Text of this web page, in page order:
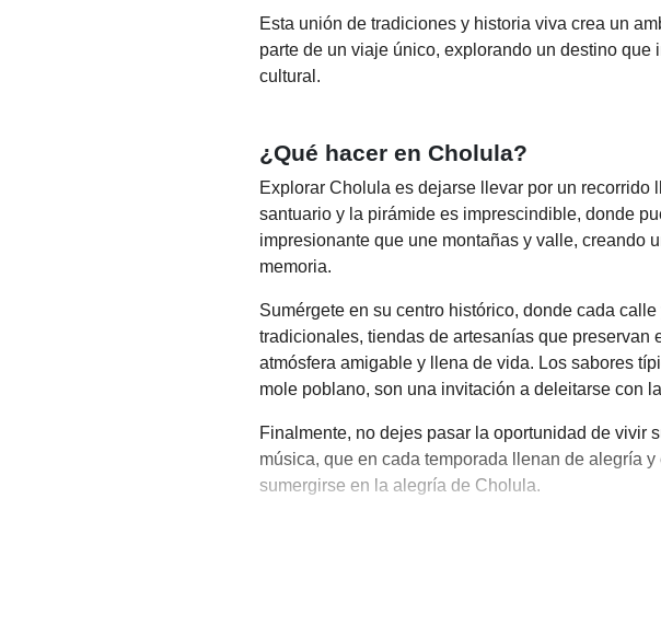
Esta unión de tradiciones y historia viva crea un
parte de un viaje único, explorando un destino
cultural.
¿Qué hacer en Cholula?
Explorar Cholula es dejarse llevar por un recorrido
santuario y la pirámide es imprescindible, donde
impresionante que une montañas y valle, creando
memoria.
Sumérgete en su centro histórico, donde cada
tradicionales, tiendas de artesanías que preservan
atmósfera amigable y llena de vida. Los sabores
mole poblano, son una invitación a deleitarse con
Finalmente, no dejes pasar la oportunidad de vivir
música, que en cada temporada llenan de alegría
sumergirse en la alegría de Cholula.